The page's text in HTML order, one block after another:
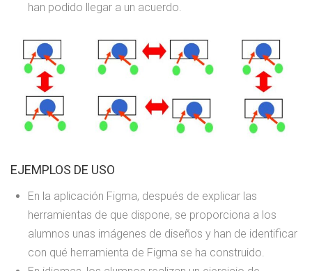
han podido llegar a un acuerdo.
EJEMPLOS DE USO
En la aplicación Figma, después de explicar las
herramientas de que dispone, se proporciona a los
alumnos unas imágenes de diseños y han de identificar
con qué herramienta de Figma se ha construido.